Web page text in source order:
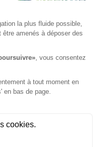
de nos équipes ?